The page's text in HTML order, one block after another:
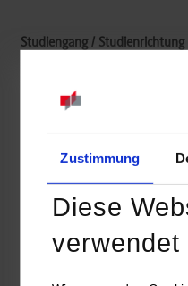
Zustimmung
Diese
verwendet
Ludwigsburg
www.ww-ag.com
Marco Tisch